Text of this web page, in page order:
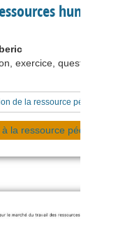
humaines :
exercice, questionnaire,
de la ressource pédagogique
la ressource pédagogique